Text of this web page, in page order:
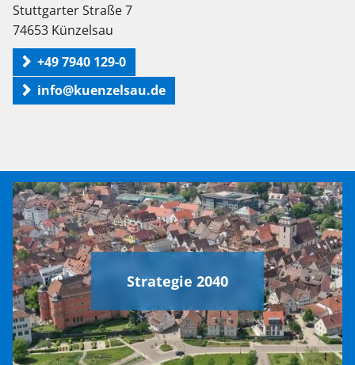
Stuttgarter Straße 7
74653 Künzelsau
+49 7940 129-0
info@kuenzelsau.de
Strategie 2040